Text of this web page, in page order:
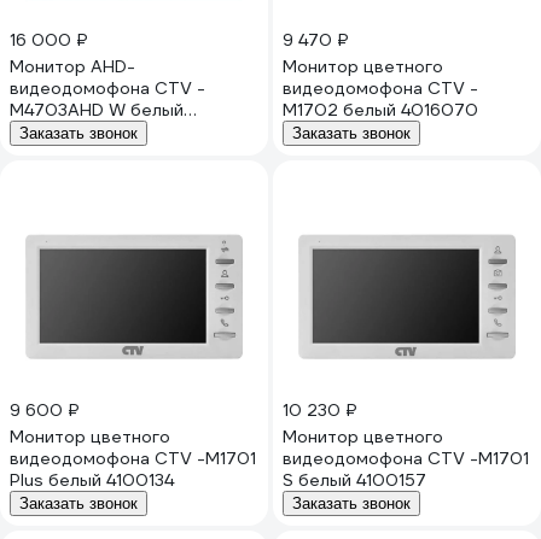
16 000 ₽
Монитор AHD-
видеодомофона CTV -
M4703AHD W белый
4016056
Заказать звонок
9 470 ₽
Монитор цветного
видеодомофона CTV -
M1702 белый 4016070
Заказать звонок
9 600 ₽
Монитор цветного
видеодомофона CTV -M1701
Plus белый 4100134
Заказать звонок
10 230 ₽
Монитор цветного
видеодомофона CTV -M1701
S белый 4100157
Заказать звонок